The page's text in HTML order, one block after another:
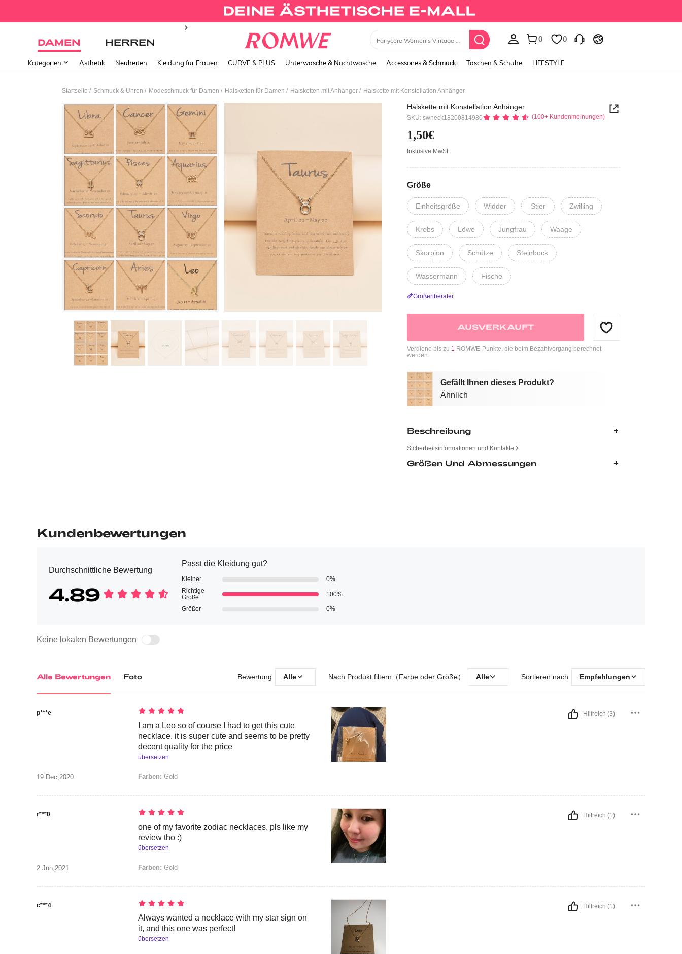
DAMEN HERREN 0
Kategorien Ästhetik Neuheiten Kleidung für Frauen CURVE & PLUS Unterwäsche & Nachtwäsche Accessoires & Schmuck Taschen & Schuhe LIFESTYLE
Startseite / Schmuck & Uhren / Modeschmuck für Damen / Halsketten für Damen / Halsketten mit Anhänger / Halskette mit Konstellation Anhänger
Halskette mit Konstellation Anhänger
SKU: swneck18200814980 (100+ Kundenmeinungen)
1,50€
Inklusive MwSt.
Größe
Einheitsgröße Widder Stier Zwilling
Krebs Löwe Jungfrau Waage
Skorpion Schütze Steinbock
Wassermann Fische
Größenberater
AUSVERKAUFT
Verdiene bis zu 1 ROMWE-Punkte, die beim Bezahlvorgang berechnet
werden.
Gefällt Ihnen dieses Produkt?
Ähnlich
Beschreibung
Sicherheitsinformationen und Kontakte
Größen Und Abmessungen
Kundenbewertungen
Durchschnittliche Bewertung
4.89
Passt die Kleidung gut?
Kleiner
0%
Richtige
Größe
100%
Größer 0%
Keine lokalen Bewertungen
Alle Bewertungen Foto Bewertung Alle Nach Produkt filtern（Farbe oder Größe） Alle Sortieren nach Empfehlungen
p***e
19 Dec,2020
I am a Leo so of course I had to get this cute
necklace. it is super cute and seems to be pretty
decent quality for the price
übersetzen
Farben: Gold
Hilfreich (3)
r***0
2 Jun,2021
one of my favorite zodiac necklaces. pls like my
review tho :)
übersetzen
Farben: Gold
Hilfreich (1)
c***4
Always wanted a necklace with my star sign on
it, and this one was perfect!
übersetzen
Hilfreich (1)